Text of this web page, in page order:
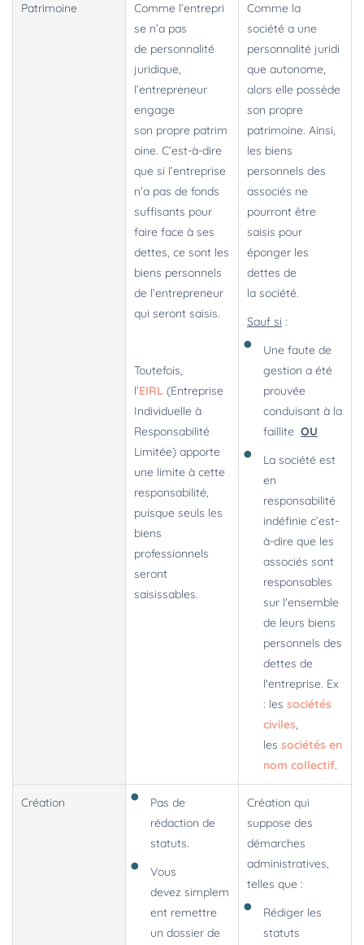
Patrimoine
Comme l’entrepri
se n’a pas
de personnalité
juridique,
l’entrepreneur
engage
son propre patrim
oine. C’est-à-dire
que si l’entreprise
n’a pas de fonds
suffisants pour
faire face à ses
dettes, ce sont les
biens personnels
de l’entrepreneur
qui seront saisis.
Toutefois,
l’EIRL (Entreprise
Individuelle à
Responsabilité
Limitée) apporte
une limite à cette
responsabilité,
puisque seuls les
biens
professionnels
seront
saisissables.
Comme la
société a une
personnalité juridi
que autonome,
alors elle possède
son propre
patrimoine. Ainsi,
les biens
personnels des
associés ne
pourront être
saisis pour
éponger les
dettes de
la société.
Sauf si :
Une faute de
gestion a été
prouvée
conduisant à la
failliteOU
La société est
en
responsabilité
indéfinie c’est-
à-dire que les
associés sont
responsables
sur l'ensemble
de leurs biens
personnels des
dettes de
l'entreprise. Ex
: lessociétés
civiles,
lessociétés en
nom collectif.
Création
Pas de
rédaction de
statuts.
Vous
devez simplem
ent remettre
un dossier de
Création qui
suppose des
démarches
administratives,
telles que :
Rédiger les
statuts